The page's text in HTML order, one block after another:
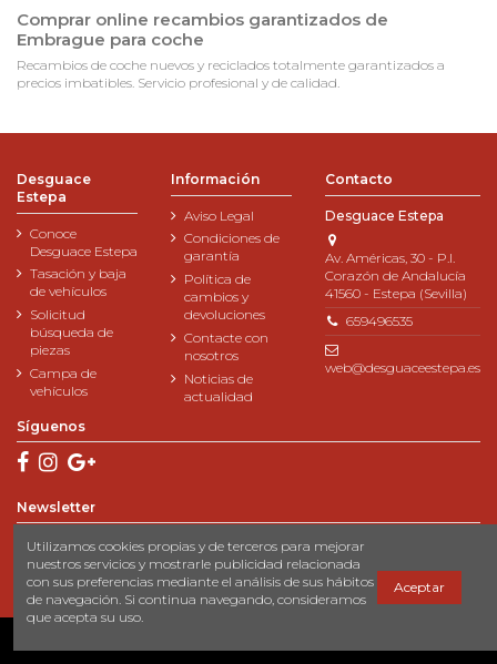
Comprar online recambios garantizados de
Embrague para coche
Recambios de coche nuevos y reciclados totalmente garantizados a
precios imbatibles. Servicio profesional y de calidad.
Desguace
Estepa
Conoce
Desguace Estepa
Tasación y baja
de vehículos
Solicitud
búsqueda de
piezas
Campa de
vehículos
Información
Aviso Legal
Condiciones de
garantía
Política de
cambios y
devoluciones
Contacte con
nosotros
Noticias de
actualidad
Contacto
Desguace Estepa
Av. Américas, 30 - P.I.
Corazón de Andalucía
41560 - Estepa (Sevilla)
659496535
web@desguaceestepa.es
Síguenos
Newsletter
Utilizamos cookies propias y de terceros para mejorar
nuestros servicios y mostrarle publicidad relacionada
con sus preferencias mediante el análisis de sus hábitos
de navegación. Si continua navegando, consideramos
que acepta su uso.
Aceptar